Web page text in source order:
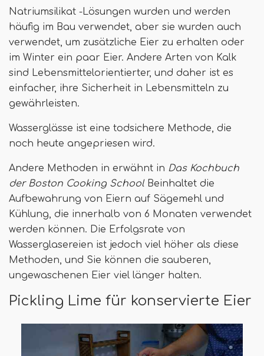
Natriumsilikat -Lösungen wurden und werden
häufig im Bau verwendet, aber sie wurden auch
verwendet, um zusätzliche Eier zu erhalten oder
im Winter ein paar Eier. Andere Arten von Kalk
sind Lebensmittelorientierter, und daher ist es
einfacher, ihre Sicherheit in Lebensmitteln zu
gewährleisten.
Wasserglässe ist eine todsichere Methode, die
noch heute angepriesen wird.
Andere Methoden in erwähnt in Das Kochbuch
der Boston Cooking SchoolBeinhaltet die
Aufbewahrung von Eiern auf Sägemehl und
Kühlung, die innerhalb von 6 Monaten verwendet
werden können. Die Erfolgsrate von
Wasserglasereien ist jedoch viel höher als diese
Methoden, und Sie können die sauberen,
ungewaschenen Eier viel länger halten.
Pickling Lime für konservierte Eier